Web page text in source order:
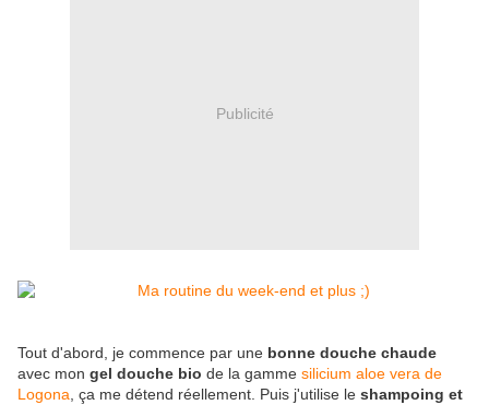
Publicité
Tout d'abord, je commence par une bonne douche chaude
avec mon gel douche bio de la gamme silicium aloe vera de
Logona , ça me détend réellement. Puis j'utilise le shampoing et